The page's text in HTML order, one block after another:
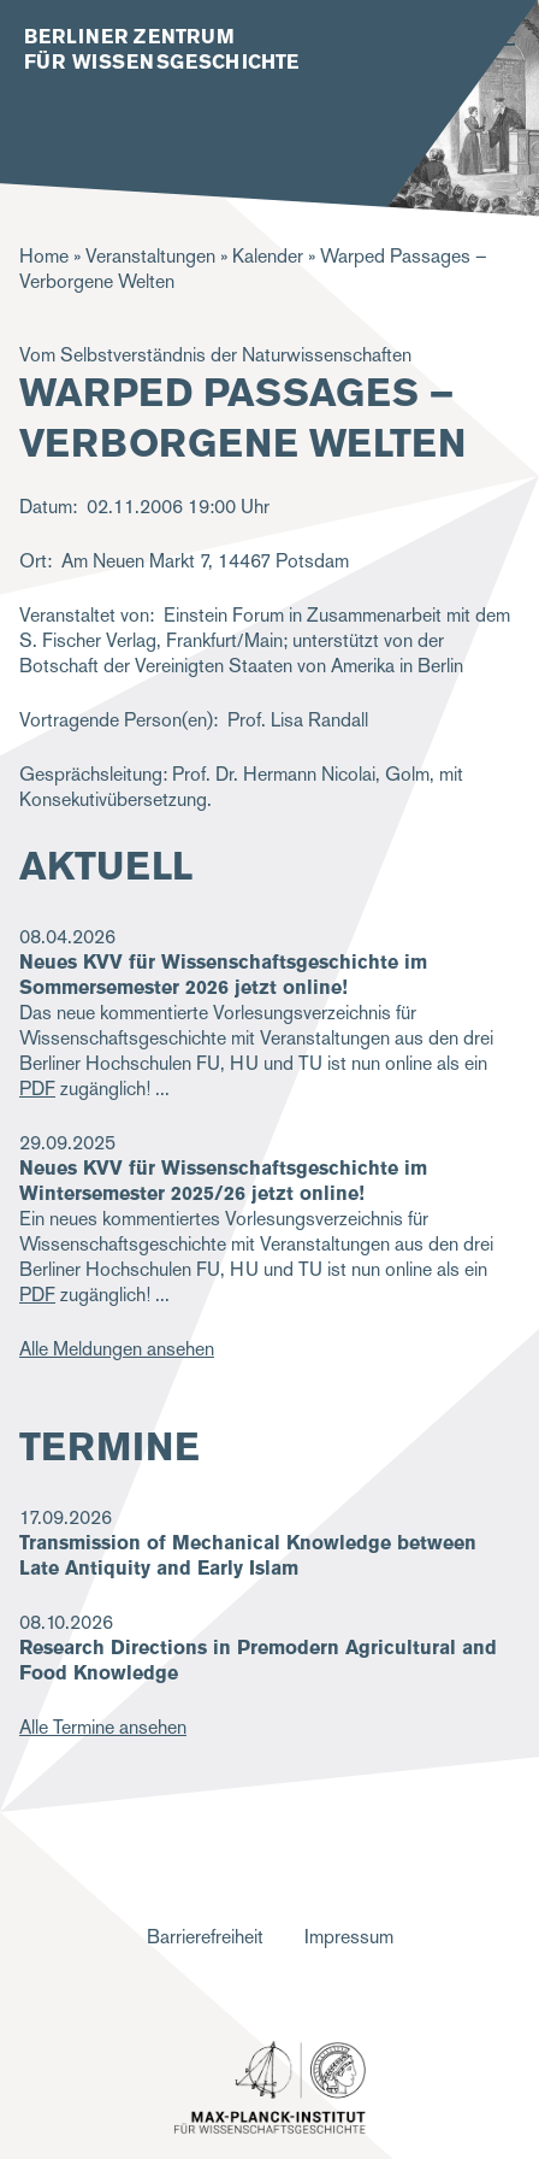
BERLINER ZENTRUM
FÜR WISSENSGESCHICHTE
P
f
a
d
n
a
v
g
a
t
o
n
Home Veranstaltungen Kalender
Warped Passages –
Verborgene Welten
Vom Selbstverständnis der Naturwissenschaften
WARPED PASSAGES –
VERBORGENE WELTEN
Datum 02.11.2006 19:00 Uhr
Ort Am Neuen Markt 7, 14467 Potsdam
Veranstaltet von
Einstein Forum in Zusammenarbeit mit dem
S. Fischer Verlag, Frankfurt/Main; unterstützt von der
Botschaft der Vereinigten Staaten von Amerika in Berlin
Vortragende Person(en) Prof. Lisa Randall
Gesprächsleitung: Prof. Dr. Hermann Nicolai, Golm, mit
Konsekutivübersetzung.
AKTUELL
08.04.2026
Neues KVV für Wissenschaftsgeschichte im
Sommersemester 2026 jetzt online!
Das neue kommentierte Vorlesungsverzeichnis für
Wissenschaftsgeschichte mit Veranstaltungen aus den drei
Berliner Hochschulen FU, HU und TU ist nun online als ein
PDFzugänglich!
29.09.2025
Neues KVV für Wissenschaftsgeschichte im
Wintersemester 2025/26 jetzt online!
Ein neues kommentiertes Vorlesungsverzeichnis für
Wissenschaftsgeschichte mit Veranstaltungen aus den drei
Berliner Hochschulen FU, HU und TU ist nun online als ein
PDFzugänglich!
Alle Meldungen ansehen
TERMINE
17.09.2026
Transmission of Mechanical Knowledge between
Late Antiquity and Early Islam
08.10.2026
Research Directions in Premodern Agricultural and
Food Knowledge
Alle Termine ansehen
Barrierefreiheit Impressum